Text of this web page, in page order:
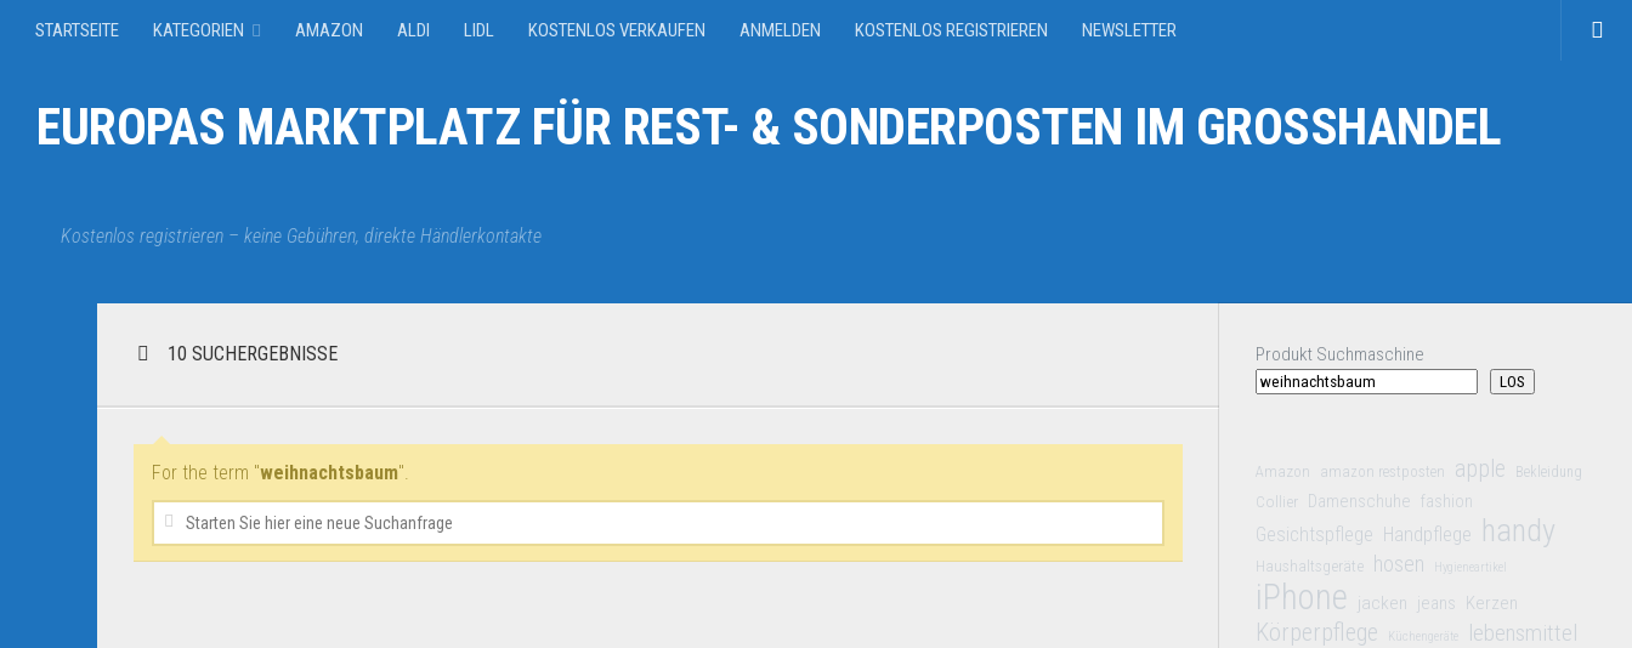
STARTSEITE KATEGORIEN AMAZON ALDI LIDL KOSTENLOS VERKAUFEN ANMELDEN KOSTENLOS REGISTRIEREN NEWSLETTER
EUROPAS MARKTPLATZ FÜR REST- & SONDERPOSTEN IM GROSSHANDEL
Kostenlos registrieren – keine Gebühren, direkte Händlerkontakte
10 SUCHERGEBNISSE
For the term "weihnachtsbaum".
Produkt Suchmaschine
LOS
Amazon amazon restposten apple Bekleidung
Collier Damenschuhe fashion
Gesichtspflege Handpflege handy
Haushaltsgeräte hosen Hygieneartikel
iPhone jacken jeans Kerzen
Körperpflege Küchengeräte lebensmittel